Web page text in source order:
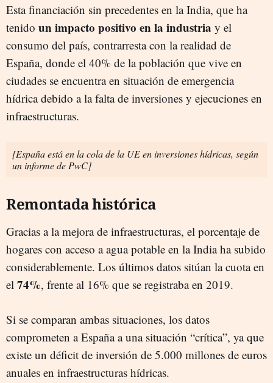
Esta financiación sin precedentes en la India, que ha
tenido un impacto positivo en la industria y el
consumo del país, contrarresta con la realidad de
España, donde el 40% de la población que vive en
ciudades se encuentra en situación de emergencia
hídrica debido a la falta de inversiones y ejecuciones en
infraestructuras.
[España está en la cola de la UE en inversiones hídricas, según
un informe de PwC]
Remontada histórica
Gracias a la mejora de infraestructuras, el porcentaje de
hogares con acceso a agua potable en la India ha subido
considerablemente. Los últimos datos sitúan la cuota en
el 74%, frente al 16% que se registraba en 2019.
Si se comparan ambas situaciones, los datos
comprometen a España a una situación “crítica”, ya que
existe un déficit de inversión de 5.000 millones de euros
anuales en infraestructuras hídricas.